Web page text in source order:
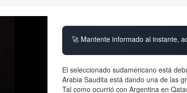
🚀 Mantente informado al instante,
El seleccionado sudamericano está
Arabia Saudita está dando una de las
Tal como ocurrió con Argentina en